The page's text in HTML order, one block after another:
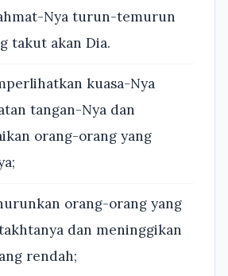
Nya turun-temurun
takut akan Dia.
kuasa-Nya
tangan-Nya dan
orang-orang yang
orang-orang yang
dan meninggikan
rendah;